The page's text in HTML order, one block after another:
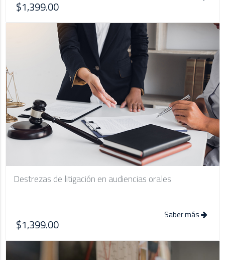
$1,399.00
Destrezas de litigación en audiencias orales
$1,399.00
Saber más